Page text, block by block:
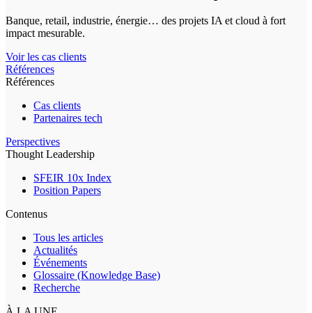
Banque, retail, industrie, énergie… des projets IA et cloud à fort
impact mesurable.
Voir les cas clients
Références
Références
Cas clients
Partenaires tech
Perspectives
Thought Leadership
SFEIR 10x Index
Position Papers
Contenus
Tous les articles
Actualités
Événements
Glossaire (Knowledge Base)
Recherche